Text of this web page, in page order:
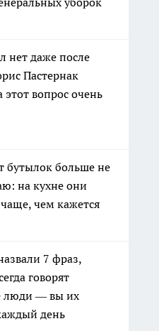
нет даже после
Пастернак
этот вопрос очень
бутылок больше не
на кухне они
чем кажется
7 фраз,
говорят
люди — вы их
день